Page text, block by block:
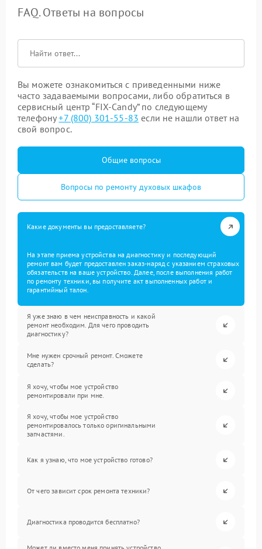
FAQ. Ответы на вопросы
Вы можете ознакомиться с приведенными ниже
часто задаваемыми вопросами, либо обратиться в
сервисный центр “FIX-Candy” по следующему
телефону+7 (800) 301-55-83 если не нашли ответ на
свой вопрос.
Общие вопросы
Вопросы по ремонту духовых шкафов
Какие документы вы предоставляете?
На этапе приема устройства на диагностику и последующий
ремонт вам будет предоставлен заказ-наряд с указанием страховых
обязательств на ваше устройство. Далее, после выполнения работ
по ремонту техники, вы получите акт выполненных работ и
гарантийный талон.
Я уже знаю в чем неисправность и какой
ремонт необходим. Для чего проводить
диагностику?
Мне нужен срочный ремонт. Сможете
сделать?
Я хочу, чтобы мое устройство
ремонтировали при мне.
Я хочу, чтобы мое устройство
ремонтировалось только оригинальными
запчастями.
Как я узнаю, что мое устройство готово?
От чего зависит срок ремонта техники?
Диагностика проводится бесплатно?